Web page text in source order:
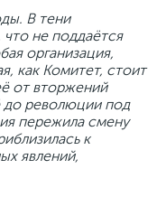
В тени
не поддаётся
организация,
как Комитет, стоит
от вторжений
до революции под
пережила смену
к
явлений,